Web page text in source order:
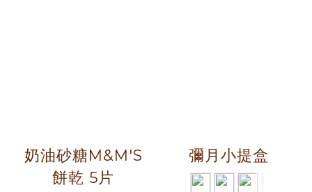
奶油砂糖M&M'S
餅乾 5片
彌月小提盒